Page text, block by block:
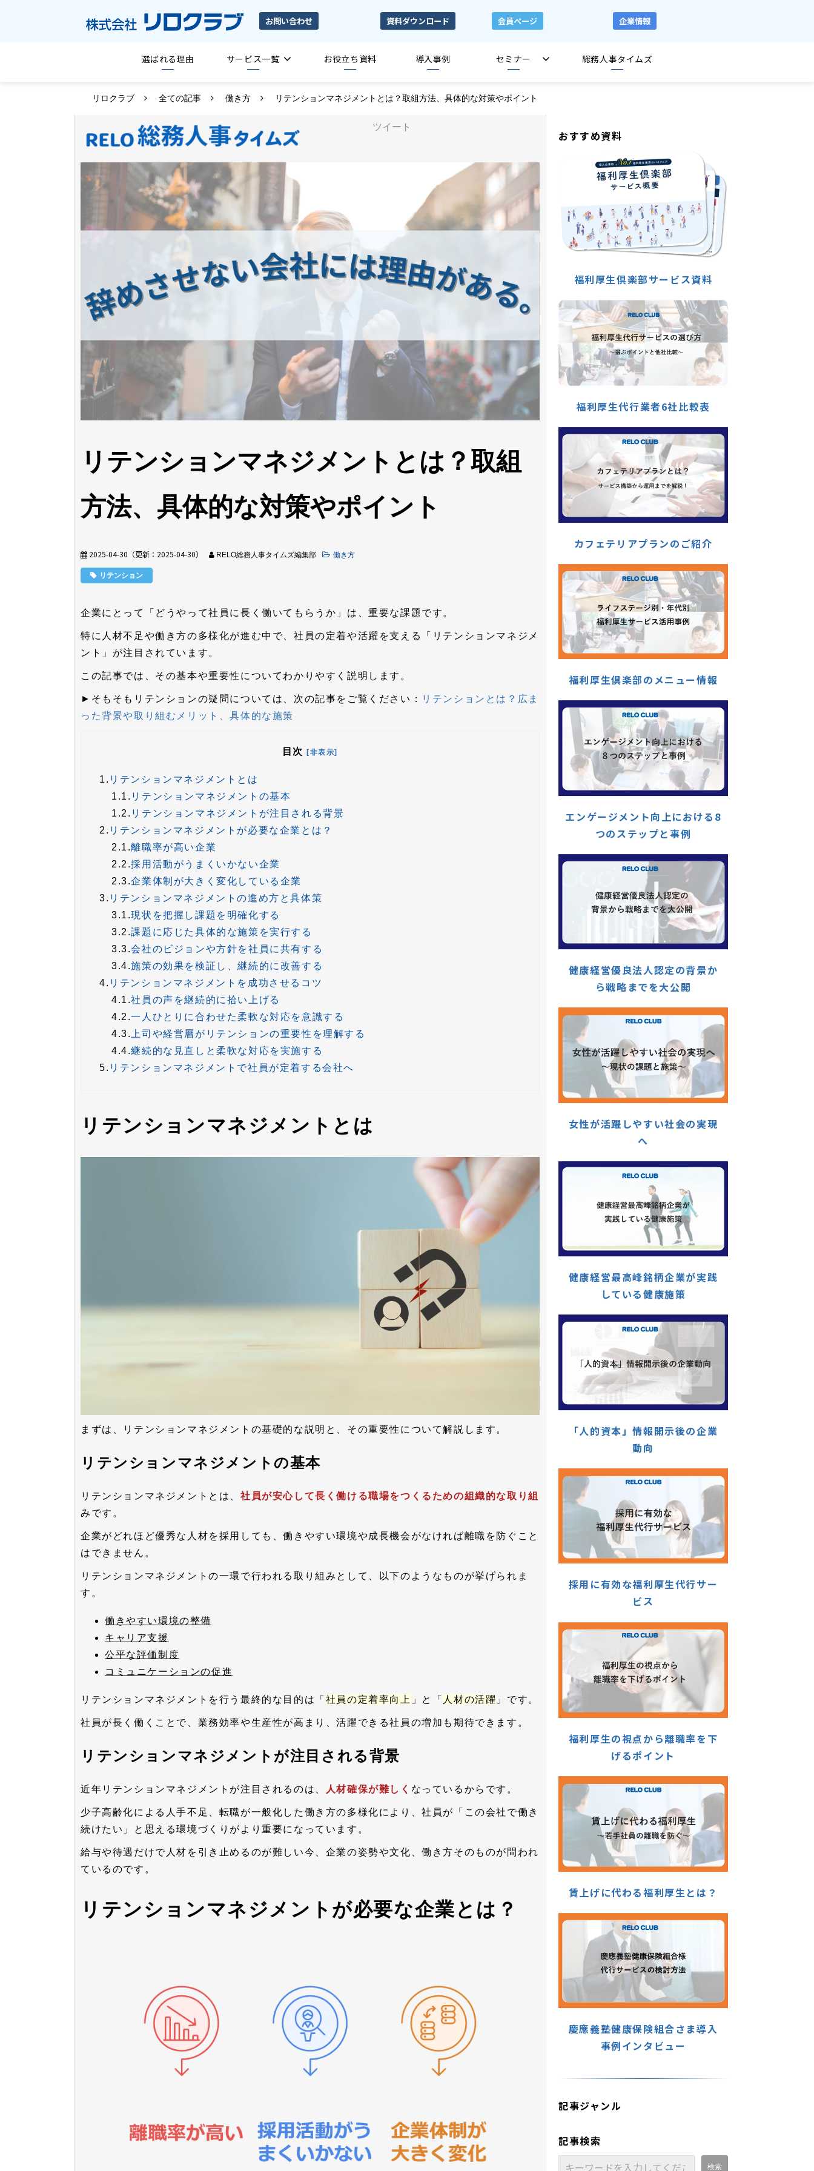
お問い合わせ 資料ダウンロード 会員ページ 企業情報
選ばれる理由 サービス一覧 お役立ち資料 導入事例 セミナー 総務人事タイムズ
リロクラブ 全ての記事 働き方 リテンションマネジメントとは？取組方法、具体的な対策やポイント
ツイート
リテンションマネジメントとは？取組
方法、具体的な対策やポイント
2025-04-30 （更新： 2025-04-30） RELO総務人事タイムズ編集部 働き方
リテンション
企業にとって「どうやって社員に長く働いてもらうか」は、重要な課題です。
特に人材不足や働き方の多様化が進む中で、社員の定着や活躍を支える「リテンションマネジメ
ント」が注目されています。
この記事では、その基本や重要性についてわかりやすく説明します。
►そもそもリテンションの疑問については、次の記事をご覧ください：
リテンションとは？広ま
った背景や取り組むメリット、具体的な施策
目次 [非表示]
1. リテンションマネジメントとは
1.1. リテンションマネジメントの基本
1.2. リテンションマネジメントが注目される背景
2. リテンションマネジメントが必要な企業とは？
2.1.離職率が高い企業
2.2.採用活動がうまくいかない企業
2.3.企業体制が大きく変化している企業
3. リテンションマネジメントの進め方と具体策
3.1.現状を把握し課題を明確化する
3.2.課題に応じた具体的な施策を実行する
3.3.会社のビジョンや方針を社員に共有する
3.4.施策の効果を検証し、継続的に改善する
4. リテンションマネジメントを成功させるコツ
4.1.社員の声を継続的に拾い上げる
4.2.一人ひとりに合わせた柔軟な対応を意識する
4.3. 上司や経営層がリテンションの重要性を理解する
4.4.継続的な見直しと柔軟な対応を実施する
5. リテンションマネジメントで社員が定着する会社へ
リテンションマネジメントとは
まずは、リテンションマネジメントの基礎的な説明と、その重要性について解説します。
リテンションマネジメントの基本
リテンションマネジメントとは、 社員が安心して長く働ける職場をつくるための組織的な取り組
みです。
企業がどれほど優秀な人材を採用しても、働きやすい環境や成長機会がなければ離職を防ぐこと
はできません。
リテンションマネジメントの一環で行われる取り組みとして、以下のようなものが挙げられま
す。
働きやすい環境の整備
キャリア支援
公平な評価制度
コミュニケーションの促進
リテンションマネジメントを行う最終的な目的は「 社員の定着率向上 」と「 人材の活躍 」です。
社員が長く働くことで、業務効率や生産性が高まり、活躍できる社員の増加も期待できます。
リテンションマネジメントが注目される背景
近年リテンションマネジメントが注目されるのは、 人材確保が難しく なっているからです。
少子高齢化による人手不足、転職が一般化した働き方の多様化により、社員が「この会社で働き
続けたい」と思える環境づくりがより重要になっています。
給与や待遇だけで人材を引き止めるのが難しい今、企業の姿勢や文化、働き方そのものが問われ
ているのです。
リテンションマネジメントが必要な企業とは？
おすすめ資料
福利厚生倶楽部サービス資料
福利厚生代行業者6社比較表
カフェテリアプランのご紹介
福利厚生倶楽部のメニュー情報
エンゲージメント向上における8
つのステップと事例
健康経営優良法人認定の背景か
ら戦略までを大公開
女性が活躍しやすい社会の実現
へ
健康経営最高峰銘柄企業が実践
している健康施策
「人的資本」情報開示後の企業
動向
採用に有効な福利厚生代行サー
ビス
福利厚生の視点から離職率を下
げるポイント
賃上げに代わる福利厚生とは？
慶應義塾健康保険組合さま導入
事例インタビュー
記事ジャンル
記事検索